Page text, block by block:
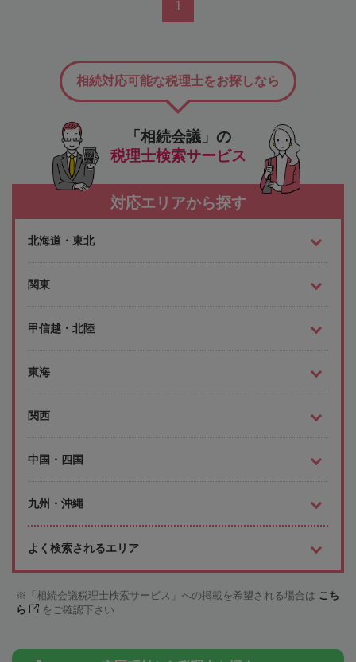
1
「相続会議」の
税理士検索サービス
相続対応可能な税理士をお探しなら
対応エリアから探す
北海道・東北
関東
甲信越・北陸
東海
関西
中国・四国
九州・沖縄
よく検索されるエリア
「相続会議税理士検索サービス」への掲載を希望される場合は こち
ら
をご確認下さい